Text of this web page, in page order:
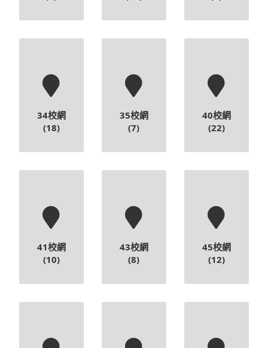
34校網
(18)
35校網
(7)
40校網
(22)
41校網
(10)
43校網
(8)
45校網
(12)